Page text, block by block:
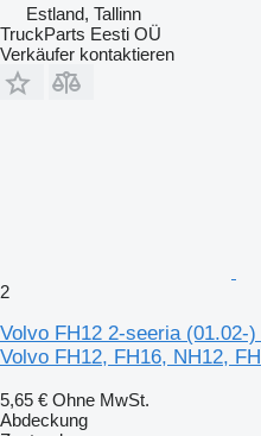
Estland, Tallinn
TruckParts Eesti OÜ
Verkäufer kontaktieren
2
Volvo FH12 2-seeria (01.02-
Volvo FH12, FH16, NH12,
5,65 € Ohne MwSt.
Abdeckung